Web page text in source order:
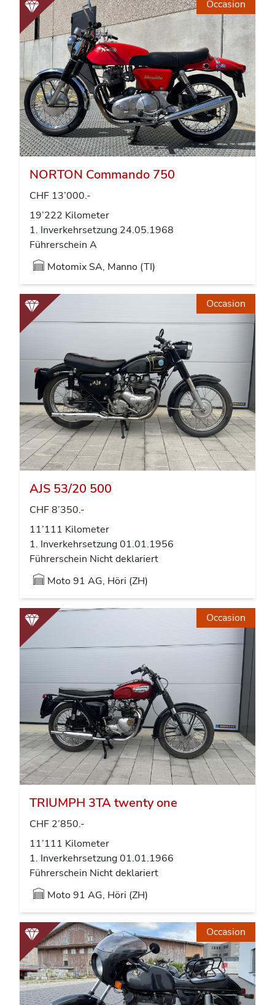
Occasion
NORTON Commando 750
CHF 13’000.-
19’222 Kilometer
1. Inverkehrsetzung 24.05.1968
Führerschein A
Motomix SA, Manno (TI)
Occasion
AJS 53/20 500
CHF 8’350.-
11’111 Kilometer
1. Inverkehrsetzung 01.01.1956
Führerschein Nicht deklariert
Moto 91 AG, Höri (ZH)
Occasion
TRIUMPH 3TA twenty one
CHF 2’850.-
11’111 Kilometer
1. Inverkehrsetzung 01.01.1966
Führerschein Nicht deklariert
Moto 91 AG, Höri (ZH)
Occasion